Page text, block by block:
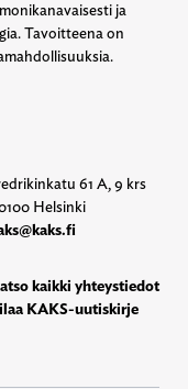
ja
Tavoitteena on
61 A, 9 krs
Helsinki
kaikki yhteystiedot
KAKS-uutiskirje